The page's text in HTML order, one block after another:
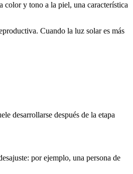
color y tono a la piel, una característica
Cuando la luz solar es más
desarrollarse después de la etapa
por ejemplo, una persona de